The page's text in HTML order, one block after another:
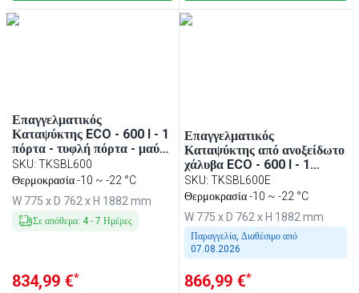
Επαγγελματικός
Καταψύκτης ECO - 600 l - 1
πόρτα - τυφλή πόρτα - μαύρο
- για ΗΒ & 5 σχάρες
SKU: TKSBL600
Θερμοκρασία -10 ~ -22 °C
W 775 x D 762 x H 1882 mm
Σε απόθεμα: 4- 7 Ημέρες
834,99 €*
Επαγγελματικός
Καταψύκτης από ανοξείδωτο
χάλυβα ECO - 600 l - 1
πόρτα - τυφλή πόρτα & 5
σχάρες - εσωτερική
επένδυση ABS
SKU:TKSBL600E
Θερμοκρασία -10 ~ -22 °C
W 775 x D 762 x H 1882 mm
Παραγγελία, Διαθέσιμο από
07.08.2026
866,99 €*